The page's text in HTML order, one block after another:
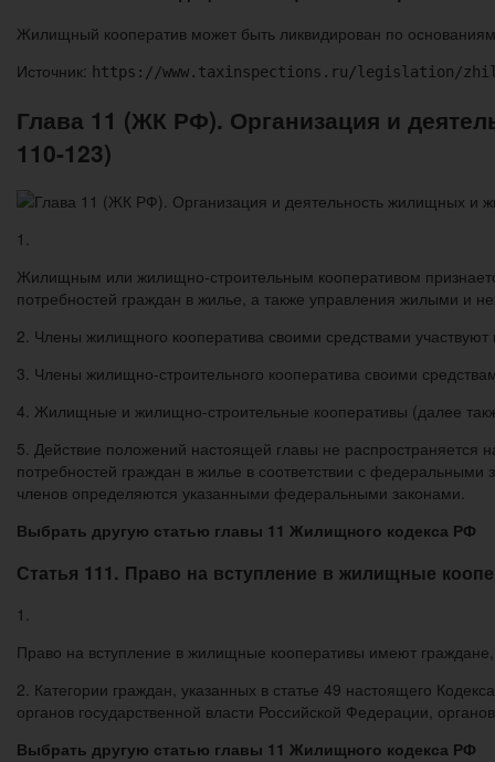
Жилищный кооператив может быть ликвидирован по
Источник: https://www.taxinspections.ru/legislation/
Глава 11 (ЖК РФ). Организация и
110-123)
1.
Жилищным или жилищно-строительным кооперативом
потребностей граждан в жилье, а также управления жилыми
2. Члены жилищного кооператива своими средствами
3. Члены жилищно-строительного кооператива своими
4. Жилищные и жилищно-строительные кооперативы (далее
5. Действие положений настоящей главы не распространяется
потребностей граждан в жилье в соответствии с федеральными
членов определяются указанными федеральными законами.
Выбрать другую статью главы 11 Жилищного кодекса РФ
Статья 111. Право на вступление в жилищные
1.
Право на вступление в жилищные кооперативы имеют
2. Категории граждан, указанных в статье 49 настоящего
органов государственной власти Российской Федерации,
Выбрать другую статью главы 11 Жилищного кодекса РФ